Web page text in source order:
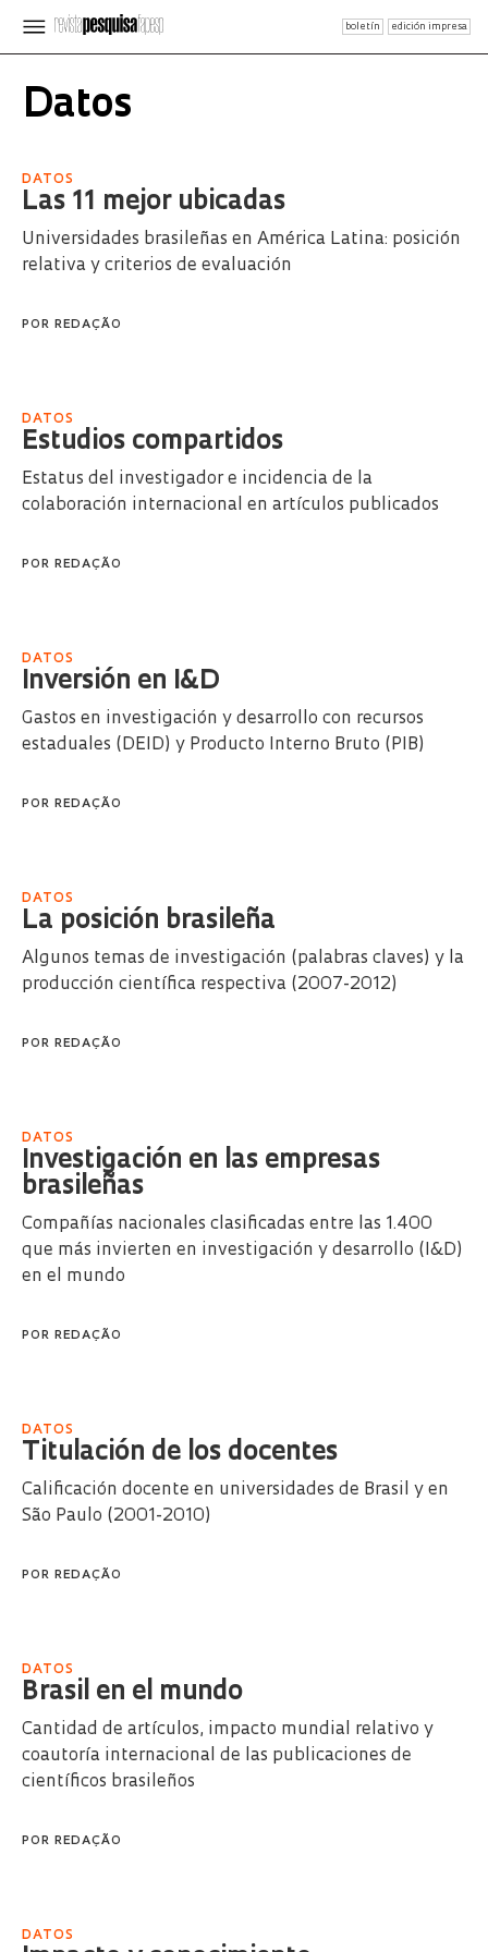
boletín edición impresa
Datos
DATOS
Las 11 mejor ubicadas
Universidades brasileñas en América Latina: posición
relativa y criterios de evaluación
POR REDAÇÃO
DATOS
Estudios compartidos
Estatus del investigador e incidencia de la
colaboración internacional en artículos publicados
POR REDAÇÃO
DATOS
Inversión en I&D
Gastos en investigación y desarrollo con recursos
estaduales (DEID) y Producto Interno Bruto (PIB)
POR REDAÇÃO
DATOS
La posición brasileña
Algunos temas de investigación (palabras claves) y la
producción científica respectiva (2007-2012)
POR REDAÇÃO
DATOS
Investigación en las empresas
brasileñas
Compañías nacionales clasificadas entre las 1.400
que más invierten en investigación y desarrollo (I&D)
en el mundo
POR REDAÇÃO
DATOS
Titulación de los docentes
Calificación docente en universidades de Brasil y en
São Paulo (2001-2010)
POR REDAÇÃO
DATOS
Brasil en el mundo
Cantidad de artículos, impacto mundial relativo y
coautoría internacional de las publicaciones de
científicos brasileños
POR REDAÇÃO
DATOS